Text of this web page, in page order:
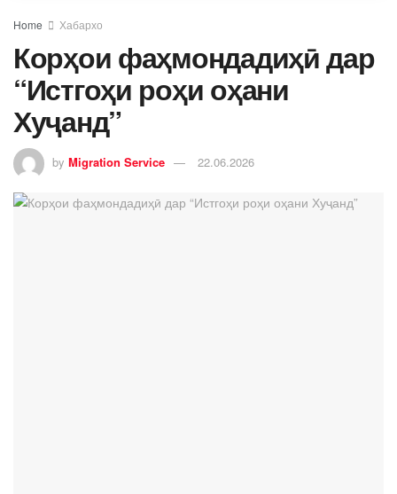
Home Хабархо
Корҳои фаҳмондадиҳӣ дар
“Истгоҳи роҳи оҳани
Хуҷанд”
by Migration Service 22.06.2026